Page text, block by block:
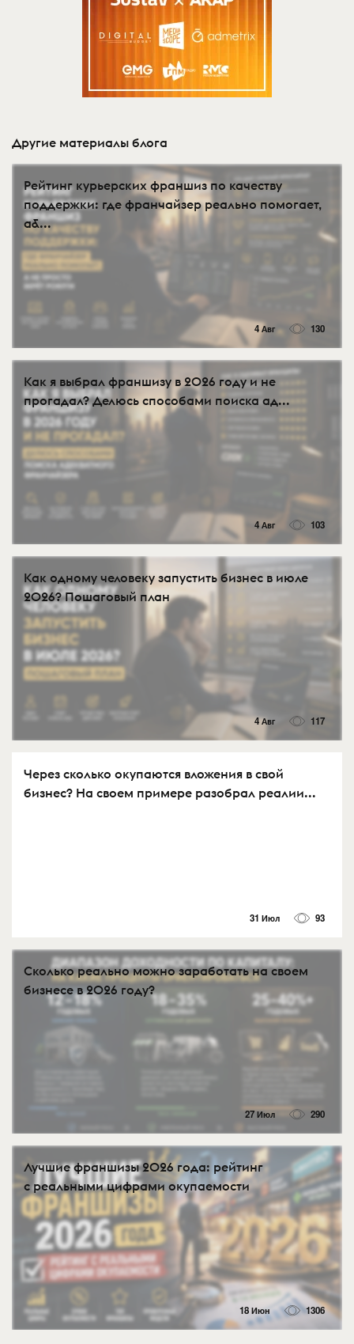
Другие материалы блога
Рейтинг курьерских франшиз по качеству
поддержки: где франчайзер реально помогает,
а&...
4 Авг 130
Как я выбрал франшизу в 2026 году и не
прогадал? Делюсь способами поиска ад...
4 Авг 103
Как одному человеку запустить бизнес в июле
2026? Пошаговый план
4 Авг 117
Через сколько окупаются вложения в свой
бизнес? На своем примере разобрал реалии...
31 Июл 93
Сколько реально можно заработать на своем
бизнесе в 2026 году?
27 Июл 290
Лучшие франшизы 2026 года: рейтинг
с реальными цифрами окупаемости
18 Июн 1306